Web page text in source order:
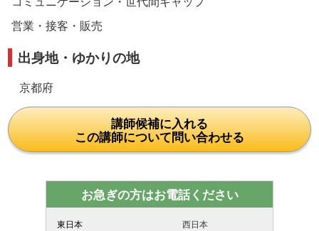
営業・接客・販売
出身地・ゆかりの地
京都府
講師候補に入れる
この講師について問い合わせる
お急ぎの方はお電話ください
東日本 西日本